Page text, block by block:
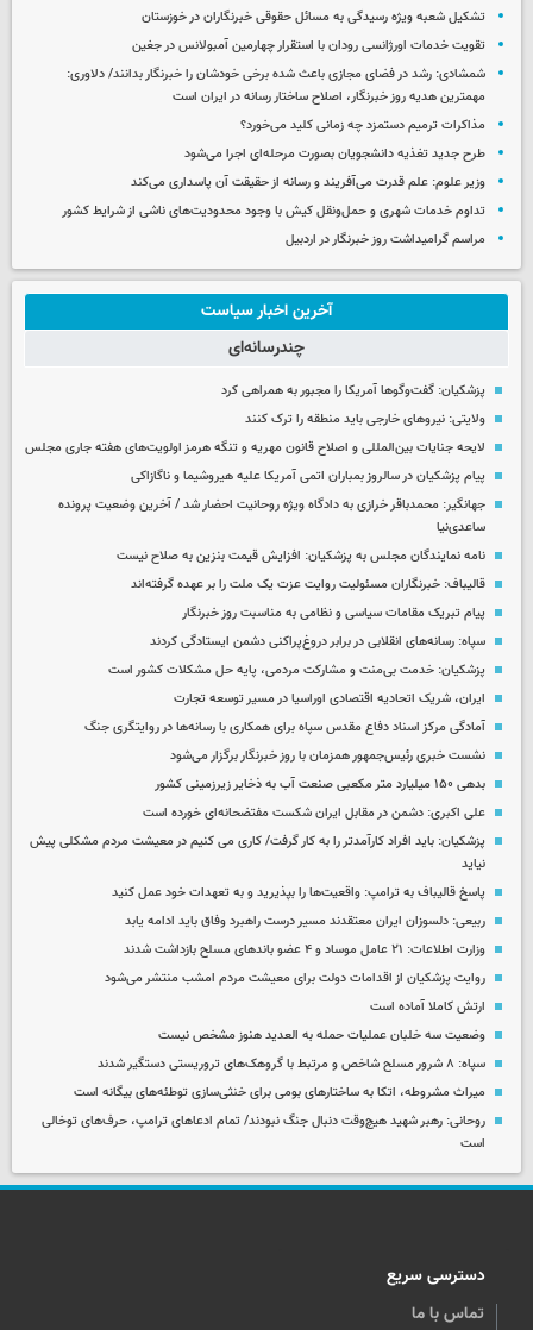
تشکیل شعبه ویژه رسیدگی به مسائل حقوقی خبرنگاران در خوزستان
تقویت خدمات اورژانسی رودان با استقرار چهارمین آمبولانس در جغین
شمشادی: رشد در فضای مجازی باعث شده برخی خودشان را خبرنگار بدانند/ دلاوری:
مهمترین هدیه‌ روز خبرنگار، اصلاح ساختار رسانه در ایران است
مذاکرات ترمیم دستمزد چه زمانی کلید می‌خورد؟
طرح جدید تغذیه دانشجویان بصورت مرحله‌ای اجرا می‌شود
وزیر علوم: علم قدرت می‌آفریند و رسانه از حقیقت آن پاسداری می‌کند
تداوم خدمات شهری و حمل‌ونقل کیش با وجود محدودیت‌های ناشی از شرایط کشور
مراسم گرامیداشت روز خبرنگار در اردبیل
آخرین اخبار سیاست
چندرسانه‌ای
پزشکیان: گفت‌وگوها آمریکا را مجبور به همراهی کرد
ولایتی: نیروهای خارجی باید منطقه را ترک کنند
لایحه جنایات بین‌المللی و اصلاح قانون مهریه و تنگه هرمز اولویت‌های هفته جاری مجلس
پیام پزشکیان در سالروز بمباران اتمی آمریکا علیه هیروشیما و ناگازاکی
جهانگیر: محمدباقر خرازی به دادگاه ویژه روحانیت احضار شد / آخرین وضعیت پرونده
ساعدی‌نیا
نامه نمایندگان مجلس به پزشکیان: افزایش قیمت بنزین به صلاح نیست
قالیباف: خبرنگاران مسئولیت روایت عزت یک ملت را بر عهده گرفته‌اند
پیام تبریک مقامات سیاسی و نظامی به مناسبت روز خبرنگار
سپاه: رسانه‌های انقلابی در برابر دروغ‌پراکنی دشمن ایستادگی کردند
پزشکیان: خدمت بی‌منت و مشارکت مردمی، پایه حل مشکلات کشور است
ایران، شریک اتحادیه اقتصادی اوراسیا در مسیر توسعه تجارت
آمادگی مرکز اسناد دفاع مقدس سپاه برای همکاری با رسانه‌ها در روایتگری جنگ
نشست خبری رئیس‌جمهور همزمان با روز خبرنگار برگزار می‌شود
بدهی ۱۵۰ میلیارد متر مکعبی صنعت آب به ذخایر زیرزمینی کشور
علی اکبری: دشمن در مقابل ایران شکست مفتضحانه‌ای خورده است
پزشکیان: باید افراد کارآمدتر را به کار گرفت/ کاری می کنیم در معیشت مردم مشکلی پیش
نیاید
پاسخ قالیباف به ترامپ: واقعیت‌ها را بپذیرید و به تعهدات خود عمل کنید
ربیعی: دلسوزان ایران معتقدند مسیر درست راهبرد وفاق باید ادامه یابد
وزارت اطلاعات: ۲۱ عامل موساد و ۴ عضو باندهای مسلح بازداشت شدند
روایت پزشکیان از اقدامات دولت برای معیشت مردم امشب منتشر می‌شود
ارتش کاملا آماده است
وضعیت سه خلبان عملیات حمله به العدید هنوز مشخص نیست
سپاه: ۸ شرور مسلح شاخص و مرتبط با گروهک‌های تروریستی دستگیر شدند
میراث مشروطه، اتکا به ساختارهای بومی برای خنثی‌سازی توطئه‌های بیگانه است
روحانی: رهبر شهید هیچ‌وقت دنبال جنگ نبودند/ تمام ادعاهای ترامپ، حرف‌های توخالی
است
دسترسی سریع
تماس با ما